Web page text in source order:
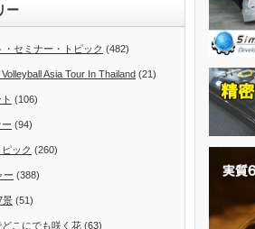
ー
・セミナー・トピック (482)
Asia Tour In Thailand (21)
(106)
(94)
ック (260)
ー (388)
景 (51)
どこにでも咲く花 (63)